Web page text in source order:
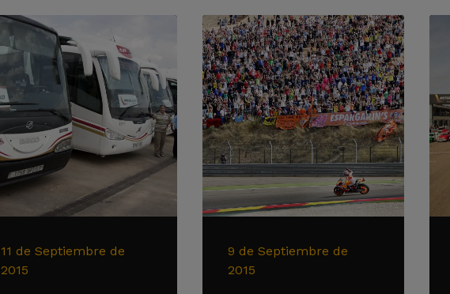
11 de Septiembre de
2015
9 de Septiembre de
2015